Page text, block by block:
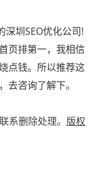
圳SEO优化公司!
页排第一，我相信
点钱。所以推荐这
去咨询了解下。
系删除处理。 版权